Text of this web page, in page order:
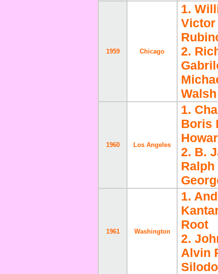
1959 Chicago
1.
Victor
2.
Walsh
1960 Los Angeles
1.
Boris
2. B.
1961 Washington
1.
Root
2.
Alvin